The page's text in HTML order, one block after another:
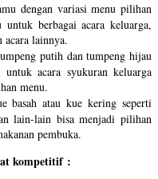
dengan variasi menu pilihan
berbagai acara keluarga,
lainnya.
putih dan tumpeng hijau
acara syukuran keluarga
menu.
basah atau kue kering seperti
lain-lain bisa menjadi pilihan
pembuka.
kompetitif :